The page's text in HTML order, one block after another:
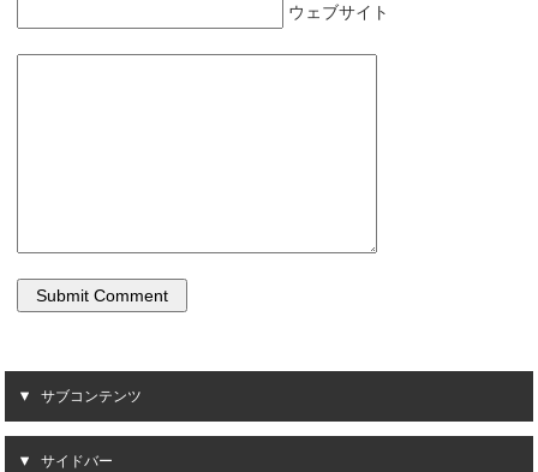
ウェブサイト
サブコンテンツ
サイドバー